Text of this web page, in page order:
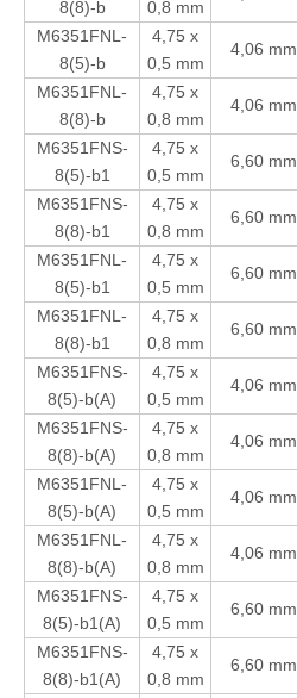
HRB 4,75×0,5 mm Nylon-Buchsenanschluss AWG#16-14 in Rolle
4,75 × 0,5 mm Laschengröße, Durchmesser 5,84 mm, vollständig isolierte Schnelltrennklemme
8(8)-b
0,8 mm
M6351FNL-
8(5)-b
4,75 x
0,5 mm
4,06 mm
M6351FNL-
8(8)-b
4,75 x
0,8 mm
4,06 mm
M6351FNS-
8(5)-b1
4,75 x
0,5 mm
6,60 mm
M6351FNS-
8(8)-b1
4,75 x
0,8 mm
6,60 mm
M6351FNL-
8(5)-b1
4,75 x
0,5 mm
6,60 mm
M6351FNL-
8(8)-b1
4,75 x
0,8 mm
6,60 mm
M6351FNS-
8(5)-b(A)
4,75 x
0,5 mm
4,06 mm
M6351FNS-
8(8)-b(A)
4,75 x
0,8 mm
4,06 mm
M6351FNL-
8(5)-b(A)
4,75 x
0,5 mm
4,06 mm
M6351FNL-
8(8)-b(A)
4,75 x
0,8 mm
4,06 mm
M6351FNS-
8(5)-b1(A)
4,75 x
0,5 mm
6,60 mm
M6351FNS-
8(8)-b1(A)
4,75 x
0,8 mm
6,60 mm